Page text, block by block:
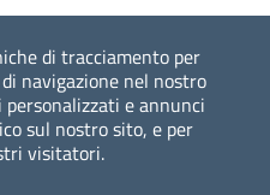
di tracciamento per
navigazione nel nostro
e annunci
sul nostro sito, e per
visitatori.
Scopri di più